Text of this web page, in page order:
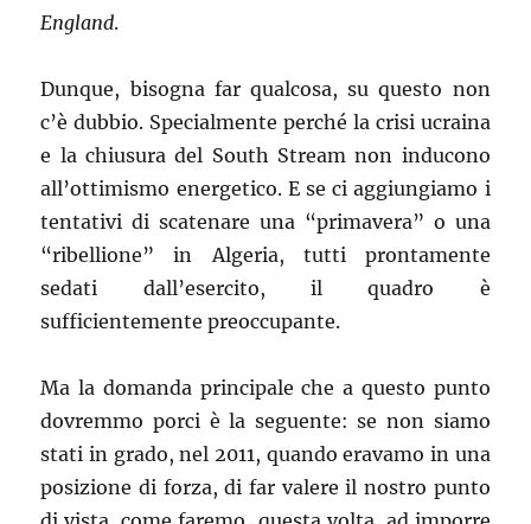
England.
Dunque, bisogna far qualcosa, su questo non
c’è dubbio. Specialmente perché la crisi ucraina
e la chiusura del South Stream non inducono
all’ottimismo energetico. E se ci aggiungiamo i
tentativi di scatenare una “primavera” o una
“ribellione” in Algeria, tutti prontamente
sedati dall’esercito, il quadro è
sufficientemente preoccupante.
Ma la domanda principale che a questo punto
dovremmo porci è la seguente: se non siamo
stati in grado, nel 2011, quando eravamo in una
posizione di forza, di far valere il nostro punto